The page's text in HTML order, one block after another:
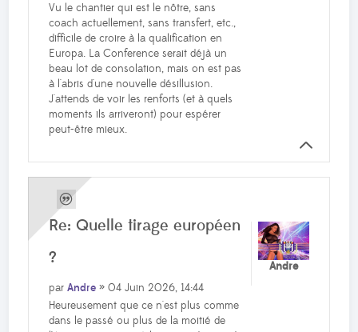
Vu le chantier qui est le nôtre, sans
coach actuellement, sans transfert, etc.,
difficile de croire à la qualification en
Europa. La Conference serait déjà un
beau lot de consolation, mais on est pas
à l'abris d'une nouvelle désillusion.
J'attends de voir les renforts (et à quels
moments ils arriveront) pour espérer
peut-être mieux.
Re: Quelle tirage européen
?
parAndre » 04 Juin 2026, 14:44
Heureusement que ce n'est plus comme
dans le passé ou plus de la moitié de
Andre